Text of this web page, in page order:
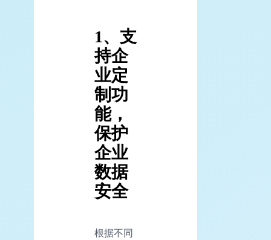
1、支
持企
业定
制功
能，
保护
企业
数据
安全
根据不同